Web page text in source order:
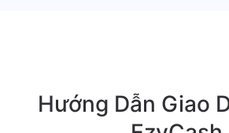
Hướng Dẫn Giao